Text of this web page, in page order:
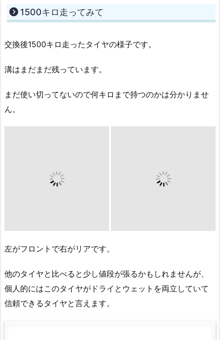
1500キロ走ってみて
交換後1500キロ走ったタイヤの様子です。
溝はまだまだ残っています。
まだ使い切ってないので何キロまで持つのかは分かりませ
ん。
左がフロントで右がリアです。
他のタイヤと比べると少し値段が張るかもしれませんが、
個人的にはこのタイヤがドライとウェットを両立していて
信頼できるタイヤと言えます。